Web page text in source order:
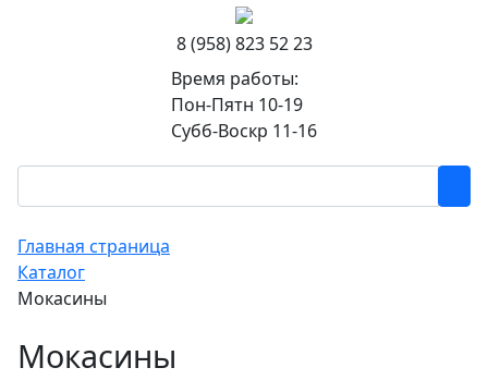
8 (958) 823 52 23
Время работы:
Пон-Пятн 10-19
Субб-Воскр 11-16
Главная страница
Каталог
Мокасины
Мокасины